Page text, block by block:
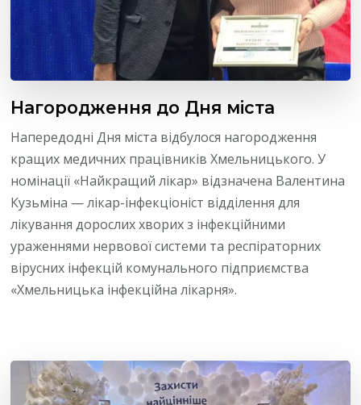
Нагородження до Дня міста
Напередодні Дня міста відбулося нагородження
кращих медичних працівників Хмельницького. У
номінації «Найкращий лікар» відзначена Валентина
Кузьміна — лікар-інфекціоніст відділення для
лікування дорослих хворих з інфекційними
ураженнями нервової системи та респіраторних
вірусних інфекцій комунального підприємства
«Хмельницька інфекційна лікарня».